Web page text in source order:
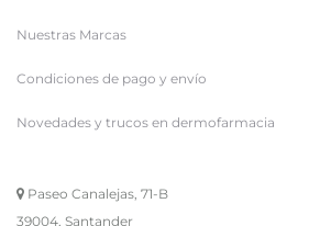
Nuestras Marcas
Condiciones de pago y envío
Novedades y trucos en dermofarmacia
Paseo Canalejas, 71-B
39004, Santander